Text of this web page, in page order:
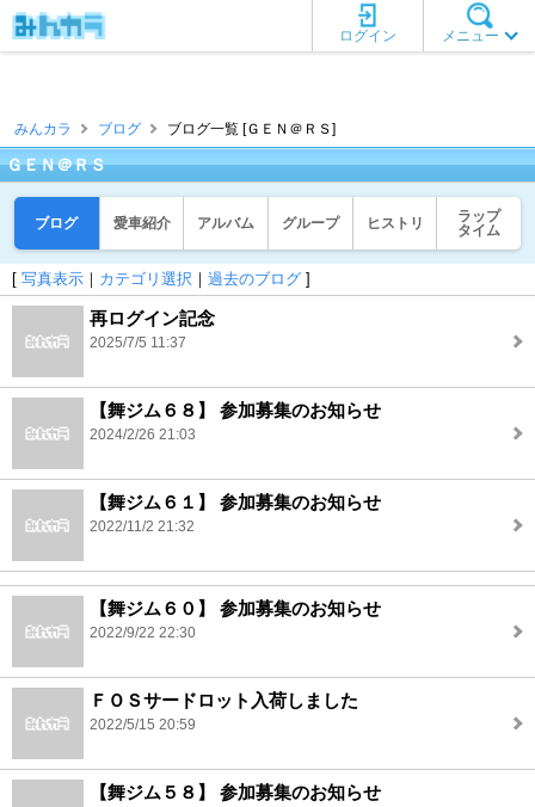
メニュー
ログイン
みんカラ ブログ ブログ一覧 [ＧＥＮ＠ＲＳ]
ＧＥＮ＠ＲＳ
ブログ 愛車紹介 アルバム グループ ヒストリ
ラップ
タイム
[ 写真表示 ｜ カテゴリ選択 ｜ 過去のブログ ]
再ログイン記念
2025/7/5 11:37
【舞ジム６８】 参加募集のお知らせ
2024/2/26 21:03
【舞ジム６１】 参加募集のお知らせ
2022/11/2 21:32
【舞ジム６０】 参加募集のお知らせ
2022/9/22 22:30
ＦＯＳサードロット入荷しました
2022/5/15 20:59
【舞ジム５８】 参加募集のお知らせ